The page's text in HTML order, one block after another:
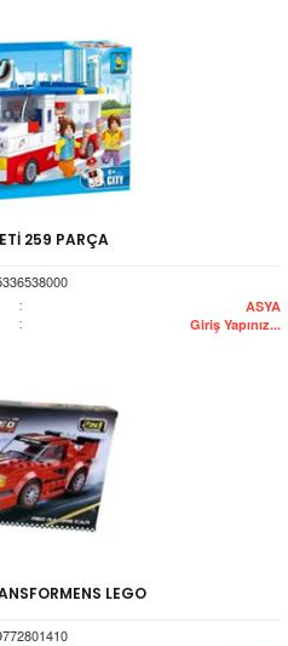
259 PARÇA
: ASYA
: Giriş Yapınız...
LEGO